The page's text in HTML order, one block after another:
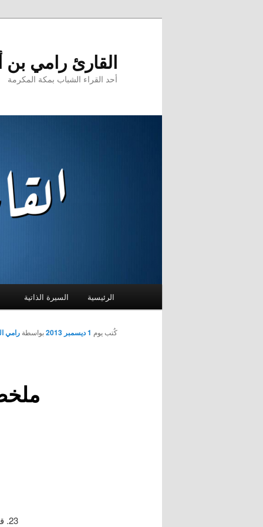
القارئ رامي
أحد القراء الشباب بمكة المكرمة
الرئيسية السيرة الذاتية
ملخص
كُتب يوم 1 ديسمبر 2013 بواسطة رامي
23. قطوف من السيرة المحمدية ” نبينا الكريم شخصية تخطيطية من الدرجة الأولى “